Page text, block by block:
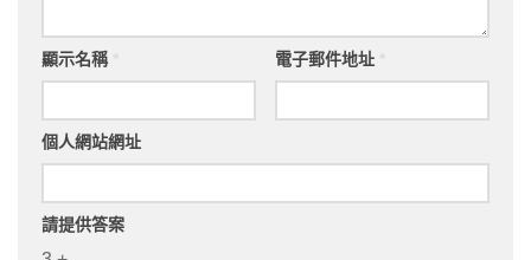
顯示名稱 電子郵件地址
個人網站網址
請提供答案